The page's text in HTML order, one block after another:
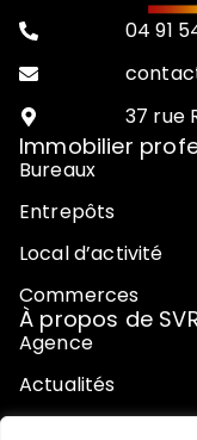
04 91
37 rue
Immobilier
Bureaux
Entrepôts
Local d’activité
Commerces
À propos de
Agence
Actualités